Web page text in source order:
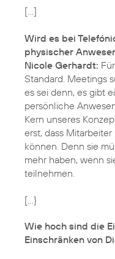
[…]
Wird es bei
physischer
Nicole Gerhardt:
Standard. Meetings
es sei denn, es gibt
persönliche
Kern unseres
erst, dass
können. Denn sie
mehr haben, wenn
teilnehmen.
[…}
Wie hoch sind die
Einschränken von